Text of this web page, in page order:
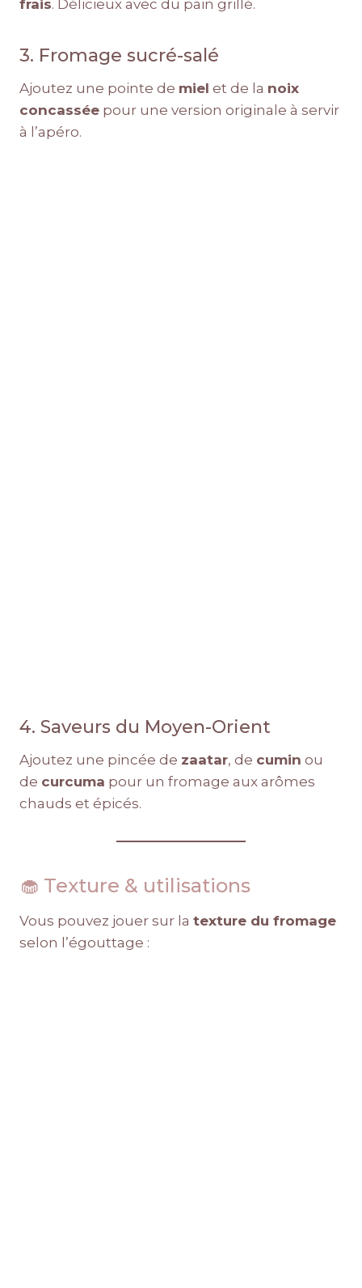
frais. Délicieux avec du pain grillé.
3. Fromage sucré-salé
Ajoutez une pointe de miel et de la noix
concassée pour une version originale à servir
à l’apéro.
4. Saveurs du Moyen-Orient
Ajoutez une pincée de zaatar, de cumin ou
de curcuma pour un fromage aux arômes
chauds et épicés.
🧁 Texture & utilisations
Vous pouvez jouer sur la texture du fromage
selon l’égouttage :